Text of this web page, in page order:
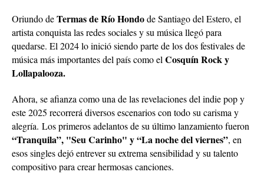
Oriundo deTermas de Río Hondode Santiago del Estero, el
artista conquista las redes sociales y su música llegó para
quedarse. El 2024 lo inició siendo parte de los dos festivales de
música más importantes del país como el Cosquín Rock y
Lollapalooza.
Ahora, se afianza como una de las revelaciones del indie pop y
este 2025 recorrerá diversos escenarios con todo su carisma y
alegría. Los primeros adelantos de su último lanzamiento fueron
“Tranquila”, "Seu Carinho" y “La noche del viernes”, en
esos singles dejó entrever su extrema sensibilidad y su talento
compositivo para crear hermosas canciones.